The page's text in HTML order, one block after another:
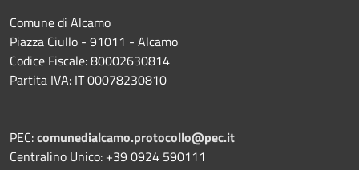
Comune di Alcamo
Piazza Ciullo - 91011 - Alcamo
Codice Fiscale: 80002630814
Partita IVA: IT 00078230810
PEC:comunedialcamo.protocollo@pec.it
Centralino Unico: +39 0924 590111